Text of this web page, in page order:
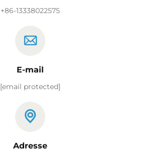
+86-13338022575
E-mail
[email protected]
Adresse